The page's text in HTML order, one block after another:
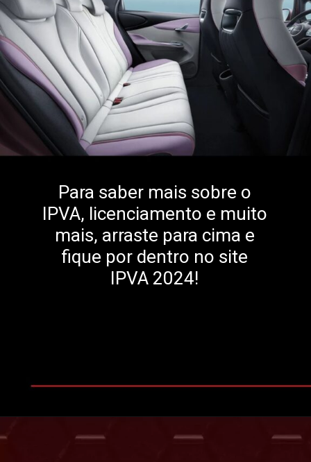
Para saber mais sobre o
IPVA, licenciamento e muito
mais, arraste para cima e
fique por dentro no site
IPVA 2024!
Openinghttps://www.ipvaconsulta.app.br/